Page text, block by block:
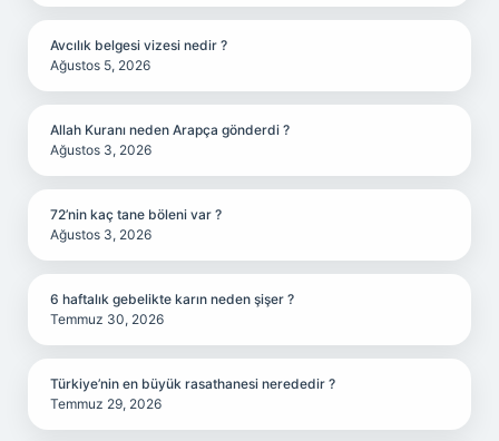
Avcılık belgesi vizesi nedir ?
Ağustos 5, 2026
Allah Kuranı neden Arapça gönderdi ?
Ağustos 3, 2026
72’nin kaç tane böleni var ?
Ağustos 3, 2026
6 haftalık gebelikte karın neden şişer ?
Temmuz 30, 2026
Türkiye’nin en büyük rasathanesi nerededir ?
Temmuz 29, 2026